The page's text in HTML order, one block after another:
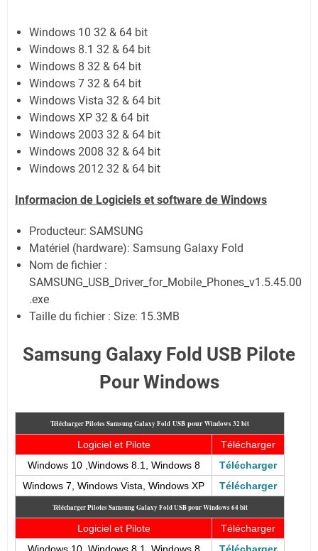
Windows 10 32 & 64 bit
Windows 8.1 32 & 64 bit
Windows 8 32 & 64 bit
Windows 7 32 & 64 bit
Windows Vista 32 & 64 bit
Windows XP 32 & 64 bit
Windows 2003 32 & 64 bit
Windows 2008 32 & 64 bit
Windows 2012 32 & 64 bit
Informacion de Logiciels et software de Windows
Producteur: SAMSUNG
Matériel (hardware): Samsung Galaxy Fold
Nom de fichier :
SAMSUNG_USB_Driver_for_Mobile_Phones_v1.5.45.00
.exe
Taille du fichier : Size: 15.3MB
Samsung Galaxy Fold USB Pilote
Pour Windows
Télécharger Pilotes Samsung Galaxy Fold USB pour Windows 32 bit
Logiciel et Pilote
Télécharger
Windows 10 ,Windows 8.1, Windows 8
Télécharger
Windows 7, Windows Vista, Windows XP
Télécharger
Télécharger Pilotes Samsung Galaxy Fold USBpour Windows 64 bit
Logiciel et Pilote
Télécharger
Windows 10 ,Windows 8.1, Windows 8
Télécharger